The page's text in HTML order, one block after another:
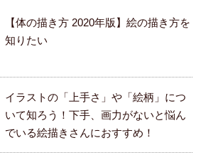
【体の描き方 2020年版】絵の描き方を
知りたい
イラストの「上手さ」や「絵柄」につ
いて知ろう！下手、画力がないと悩ん
でいる絵描きさんにおすすめ！